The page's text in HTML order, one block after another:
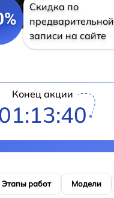
Скидка по
предварительной
записи на сайте
Конец акции
Этапы работ Модели